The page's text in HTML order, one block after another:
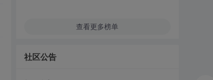
查看更多榜单
社区公告